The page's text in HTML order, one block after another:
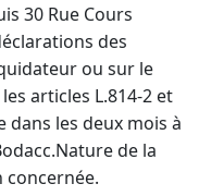
30 Rue Cours
des
ou sur le
articles L.814-2 et
dans les deux mois à
de la